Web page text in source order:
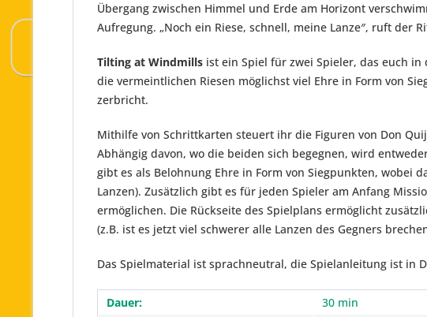
Übergang zwischen Himmel und Erde am Horizont
Aufregung. „Noch ein Riese, schnell, meine Lanze″, ruft der
Tilting at Windmills ist ein Spiel für zwei Spieler, das euch in
die vermeintlichen Riesen möglichst viel Ehre in Form von
zerbricht.
Mithilfe von Schrittkarten steuert ihr die Figuren von Don
Abhängig davon, wo die beiden sich begegnen, wird
gibt es als Belohnung Ehre in Form von Siegpunkten, wobei
Lanzen). Zusätzlich gibt es für jeden Spieler am Anfang
ermöglichen. Die Rückseite des Spielplans ermöglicht
(z.B. ist es jetzt viel schwerer alle Lanzen des Gegners
Das Spielmaterial ist sprachneutral, die Spielanleitung ist in
Dauer:
30 min